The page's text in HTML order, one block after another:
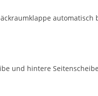
und hintere